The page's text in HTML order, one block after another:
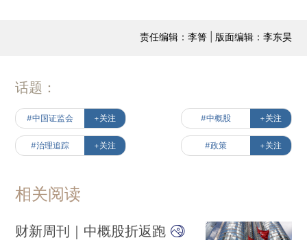
责任编辑：李箐 | 版面编辑：李东昊
话题：
#中国证监会 +关注 #中概股 +关注
#治理追踪 +关注 #政策 +关注
相关阅读
财新周刊｜中概股折返跑